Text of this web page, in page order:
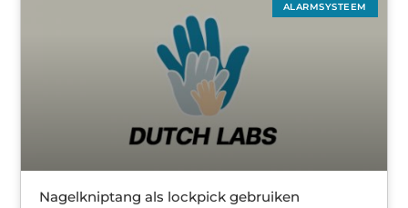
ALARMSYSTEEM
Nagelkniptang als lockpick gebruiken